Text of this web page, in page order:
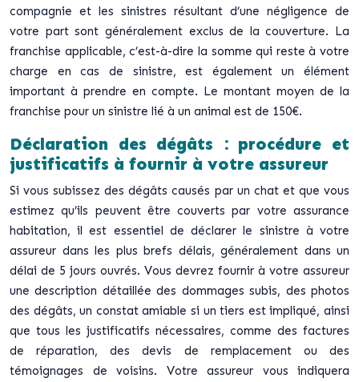
compagnie et les sinistres résultant d’une négligence de
votre part sont généralement exclus de la couverture. La
franchise applicable, c’est-à-dire la somme qui reste à votre
charge en cas de sinistre, est également un élément
important à prendre en compte. Le montant moyen de la
franchise pour un sinistre lié à un animal est de 150€.
Déclaration des dégâts : procédure et
justificatifs à fournir à votre assureur
Si vous subissez des dégâts causés par un chat et que vous
estimez qu’ils peuvent être couverts par votre assurance
habitation, il est essentiel de déclarer le sinistre à votre
assureur dans les plus brefs délais, généralement dans un
délai de 5 jours ouvrés. Vous devrez fournir à votre assureur
une description détaillée des dommages subis, des photos
des dégâts, un constat amiable si un tiers est impliqué, ainsi
que tous les justificatifs nécessaires, comme des factures
de réparation, des devis de remplacement ou des
témoignages de voisins. Votre assureur vous indiquera